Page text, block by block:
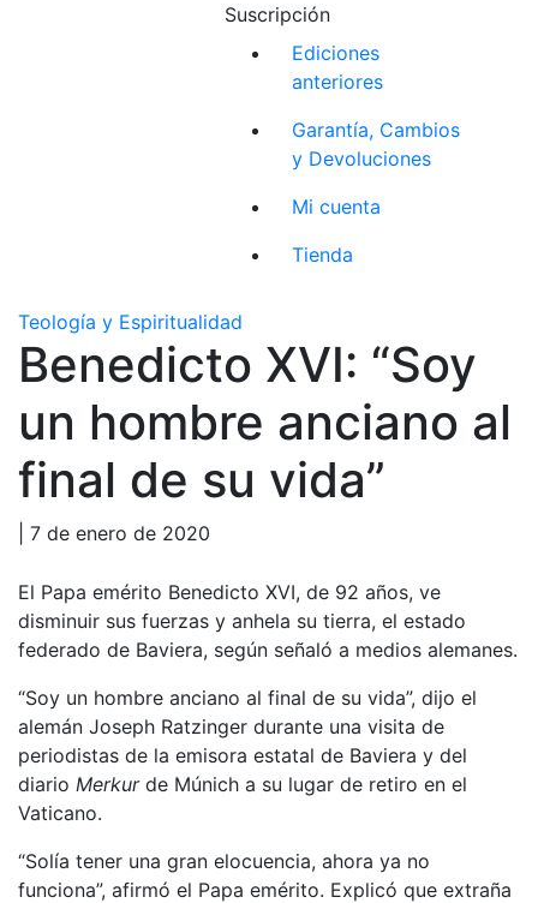
Suscripción
Ediciones
anteriores
Garantía, Cambios
y Devoluciones
Mi cuenta
Tienda
Teología y Espiritualidad
Benedicto XVI: “Soy
un hombre anciano al
final de su vida”
| 7 de enero de 2020
El Papa emérito Benedicto XVI, de 92 años, ve
disminuir sus fuerzas y anhela su tierra, el estado
federado de Baviera, según señaló a medios alemanes.
“Soy un hombre anciano al final de su vida”, dijo el
alemán Joseph Ratzinger durante una visita de
periodistas de la emisora estatal de Baviera y del
diario Merkurde Múnich a su lugar de retiro en el
Vaticano.
“Solía tener una gran elocuencia, ahora ya no
funciona”, afirmó el Papa emérito. Explicó que extraña